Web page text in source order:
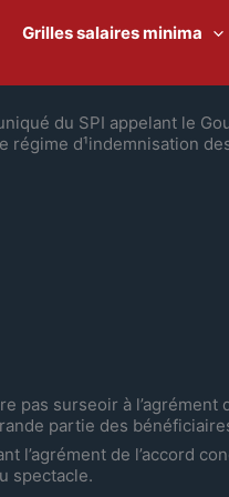
Grilles salaires minima
du SPI appelant le
régime d¹indemnisation
pas surseoir à
partie des
l’agrément de l’accord
spectacle.